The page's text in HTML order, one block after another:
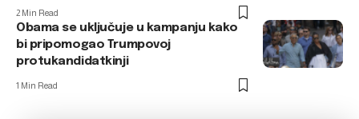
2 Min Read
Obama se uključuje u kampanju kako
bi pripomogao Trumpovoj
protukandidatkinji
1 Min Read